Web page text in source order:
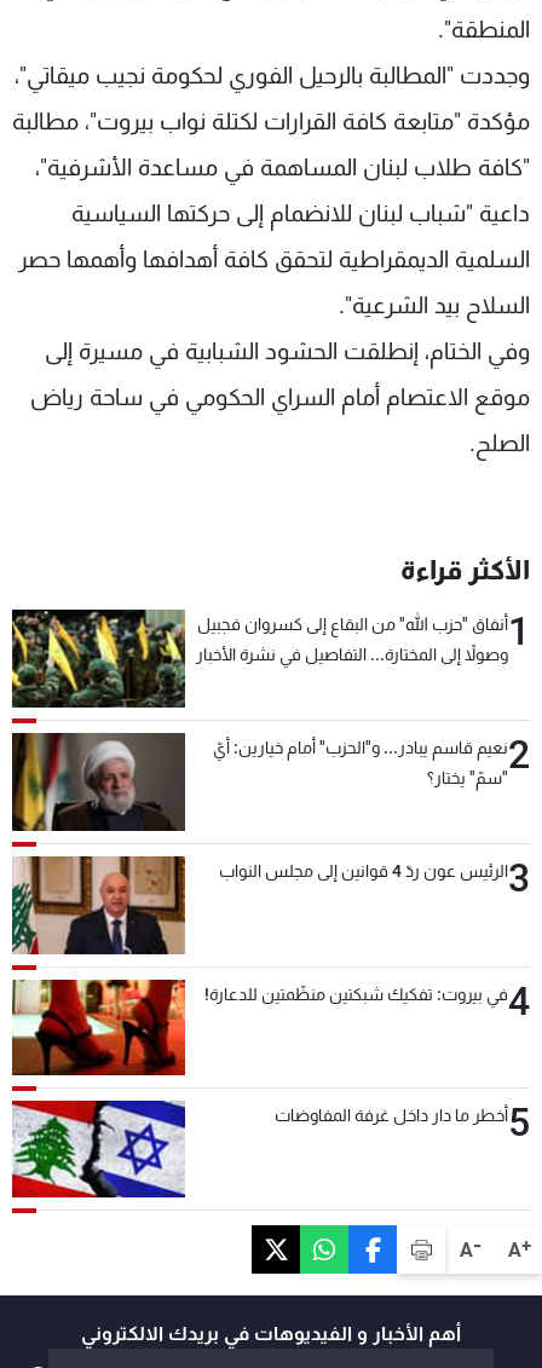
A+
A-
المنطقة".
وجددت "المطالبة بالرحيل الفوري لحكومة نجيب ميقاتي"،
مؤكدة "متابعة كافة القرارات لكتلة نواب بيروت"، مطالبة
"كافة طلاب لبنان المساهمة في مساعدة الأشرفية"،
داعية "شباب لبنان للانضمام إلى حركتها السياسية
السلمية الديمقراطية لتحقق كافة أهدافها وأهمها حصر
السلاح بيد الشرعية".
وفي الختام، إنطلقت الحشود الشبابية في مسيرة إلى
موقع الاعتصام أمام السراي الحكومي في ساحة رياض
الصلح.
الأكثر قراءة
1أنفاق "حزب الله" من البقاع إلى كسروان فجبيل
وصولاً إلى المختارة... التفاصيل في نشرة الأخبار
2نعيم قاسم يبادر... و"الحزب" أمام خيارين: أيّ
"سمّ" يختار؟
3الرئيس عون ردّ 4 قوانين إلى مجلس النواب
4في بيروت: تفكيك شبكتين منظّمتين للدعارة!
5أخطر ما دار داخل غرفة المفاوضات
أهم الأخبار و الفيديوهات في بريدك الالكتروني